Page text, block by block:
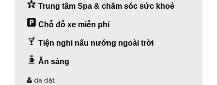
Trung tâm Spa & chăm sóc sức khoẻ
Chỗ đỗ xe miễn phí
Tiện nghi nấu nướng ngoài trời
Ăn sáng
đã đặt